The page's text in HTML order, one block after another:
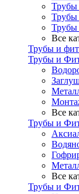
Трубы
Трубы
Трубы
Все
Трубы и
Трубы и
Все
Трубы и
Все
Трубы и